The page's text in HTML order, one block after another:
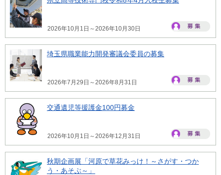
2026年10月1日～2026年10月30日
埼玉県職業能力開発審議会委員の募集
2026年7月29日～2026年8月31日
交通遺児等援護金100円募金
2026年10月1日～2026年12月31日
秋期企画展「河原で草花みっけ！～さがす・つか
う・あそぶ～」